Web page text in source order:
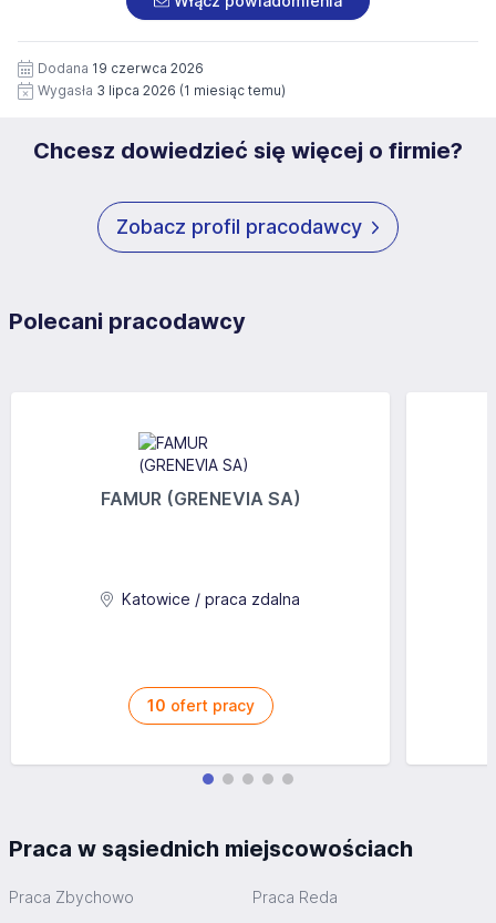
siedziby administratora.
https://www.workprofit.pl/klauzula-informacyjna.html
wizerunku), na potrzeby przyszłych rekrutacji przez okres
12 miesięcy. Zgoda jest dobrowolna i może być w każdym
czasie wycofana.
Dodana 19 czerwca 2026
Wygasła 3 lipca 2026 (1 miesiąc temu)
Chcesz dowiedzieć się więcej o firmie?
Zobacz profil pracodawcy
Polecani pracodawcy
FAMUR (GRENEVIA SA)
Katowice / praca zdalna
10 ofert pracy
Praca w sąsiednich miejscowościach
Praca Zbychowo Praca Reda